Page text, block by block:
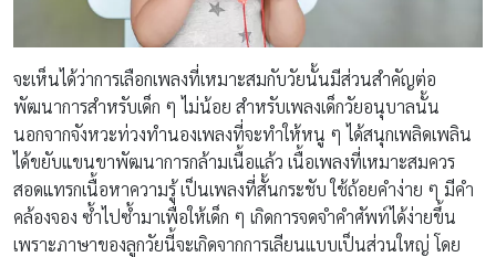
จะเห็นได้ว่าการเลือกเพลงที่เหมาะสมกับวัยนั้นมีส่วนสำคัญต่อ
พัฒนาการสำหรับเด็ก ๆ ไม่น้อย สำหรับเพลงเด็กวัยอนุบาลนั้น
นอกจากจังหวะท่วงทำนองเพลงที่จะทำให้หนู ๆ ได้สนุกเพลิดเพลิน
ได้ขยับแขนขาพัฒนาการกล้ามเนื้อแล้ว เนื้อเพลงที่เหมาะสมควร
สอดแทรกเนื้อหาความรู้ เป็นเพลงที่สั้นกระชับ ใช้ถ้อยคำง่าย ๆ มีคำ
คล้องจอง ซ้ำไปซ้ำมาเพื่อให้เด็ก ๆ เกิดการจดจำคำศัพท์ได้ง่ายขึ้น
เพราะภาษาของลูกวัยนี้จะเกิดจากการเลียนแบบเป็นส่วนใหญ่ โดย